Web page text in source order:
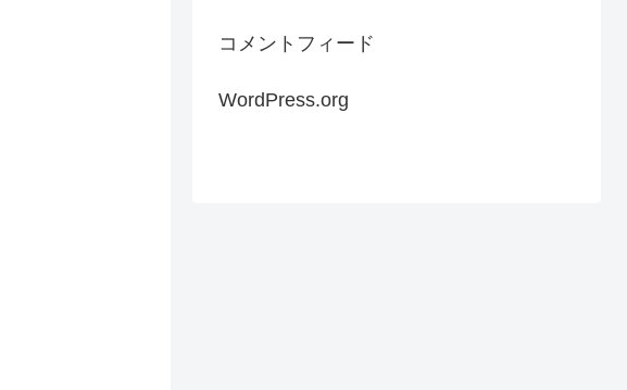
コメントフィード
WordPress.org